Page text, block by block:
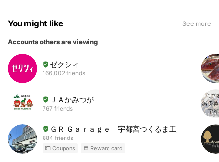
You might like See more
Accounts others are viewing
ゼクシィ
166,002 friends
ＪＡかみつが
767 friends
ＧＲ Ｇａｒａｇｅ 宇都宮つくるま工房
884 friends
Coupons Reward card